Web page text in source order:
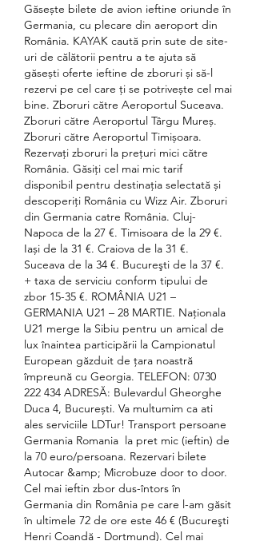
Găsește bilete de avion ieftine oriunde în
Germania, cu plecare din aeroport din
România. KAYAK caută prin sute de site-
uri de călătorii pentru a te ajuta să
găsești oferte ieftine de zboruri și să-l
rezervi pe cel care ți se potrivește cel mai
bine. Zboruri către Aeroportul Suceava.
Zboruri către Aeroportul Târgu Mureș.
Zboruri către Aeroportul Timișoara.
Rezervați zboruri la prețuri mici către
România. Găsiți cel mai mic tarif
disponibil pentru destinația selectată și
descoperiți România cu Wizz Air. Zboruri
din Germania catre România. Cluj-
Napoca de la 27 €. Timisoara de la 29 €.
Iași de la 31 €. Craiova de la 31 €.
Suceava de la 34 €. Bucureşti de la 37 €.
+ taxa de serviciu conform tipului de
zbor 15-35 €. ROMÂNIA U21 –
GERMANIA U21 – 28 MARTIE. Naționala
U21 merge la Sibiu pentru un amical de
lux înaintea participării la Campionatul
European găzduit de țara noastră
împreună cu Georgia. TELEFON: 0730
222 434 ADRESĂ: Bulevardul Gheorghe
Duca 4, București. Va multumim ca ati
ales serviciile LDTur! Transport persoane
Germania Romania ️ la pret mic (ieftin) de
la 70 euro/persoana. Rezervari bilete
Autocar &amp; Microbuze door to door.
Cel mai ieftin zbor dus-întors în
Germania din România pe care l-am găsit
în ultimele 72 de ore este 46 € (Bucureşti
Henri Coandă - Dortmund). Cel mai